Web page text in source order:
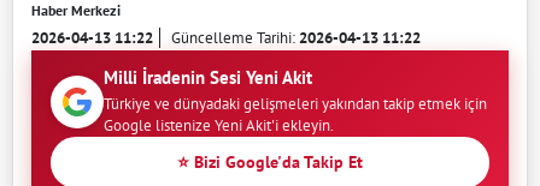
Haber Merkezi
2026-04-13 11:22 Güncelleme Tarihi:2026-04-13 11:22
Milli İradenin Sesi Yeni Akit
Türkiye ve dünyadaki gelişmeleri yakından takip etmek için
Google listenize Yeni Akit'i ekleyin.
⭐ Bizi Google'da Takip Et